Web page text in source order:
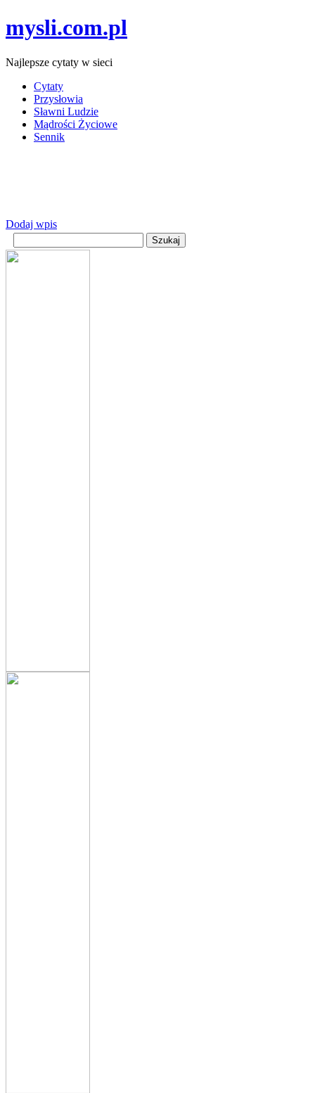
mysli.com.pl
Najlepsze cytaty w sieci
Cytaty
Przysłowia
Sławni Ludzie
Mądrości Życiowe
Sennik
Dodaj wpis